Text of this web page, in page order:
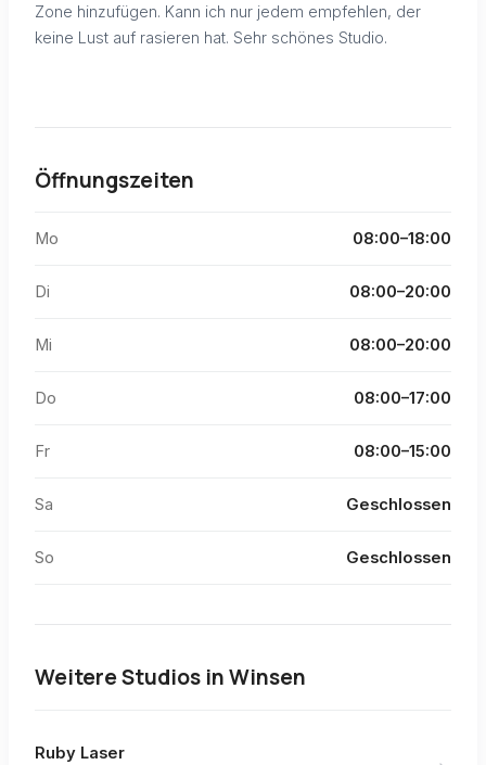
Zone hinzufügen. Kann ich nur jedem empfehlen, der
keine Lust auf rasieren hat. Sehr schönes Studio.
Öffnungszeiten
Mo 08:00–18:00
Di 08:00–20:00
Mi 08:00–20:00
Do 08:00–17:00
Fr 08:00–15:00
Sa Geschlossen
So Geschlossen
Weitere Studios inWinsen
Ruby Laser